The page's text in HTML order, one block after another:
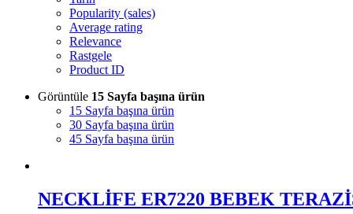
Popularity (sales)
Average rating
Relevance
Rastgele
Product ID
Görüntüle 15 Sayfa başına ürün
15 Sayfa başına ürün
30 Sayfa başına ürün
45 Sayfa başına ürün
NECKLİFE ER7220 BEBEK